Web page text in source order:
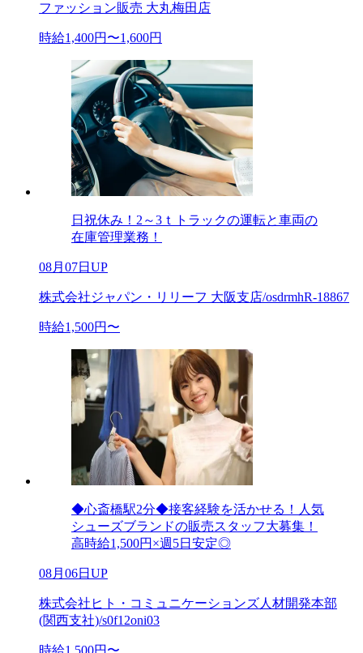
ファッション販売 大丸梅田店
時給1,400円〜1,600円
日祝休み！2～3ｔトラックの運転と車両の
在庫管理業務！
08月07日UP
株式会社ジャパン・リリーフ 大阪支店/osdrmhR-18867
時給1,500円〜
◆心斎橋駅2分◆接客経験を活かせる！人気
シューズブランドの販売スタッフ大募集！
高時給1,500円×週5日安定◎
08月06日UP
株式会社ヒト・コミュニケーションズ人材開発本部
(関西支社)/s0f12oni03